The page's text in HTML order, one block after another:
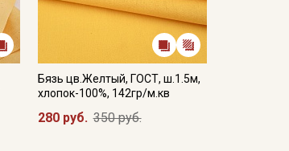
Бязь цв.Желтый, ГОСТ, ш.1.5м,
хлопок-100%, 142гр/м.кв
280 руб. 350 руб.